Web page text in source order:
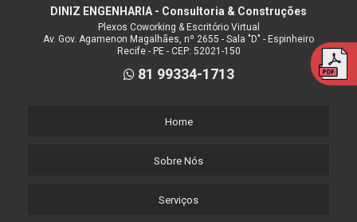
DINIZ ENGENHARIA - Consultoria & Construções
Plexos Coworking & Escritório Virtual
Av. Gov. Agamenon Magalhães, nº 2655 - Sala "D" - Espinheiro
Recife - PE - CEP: 52021-150
81 99334-1713
Home
Sobre Nós
Serviços